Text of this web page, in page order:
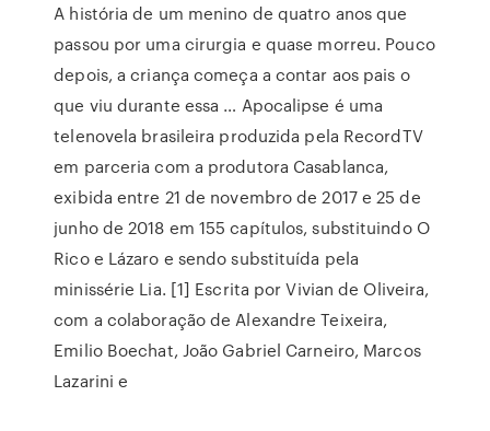
A história de um menino de quatro anos que
passou por uma cirurgia e quase morreu. Pouco
depois, a criança começa a contar aos pais o
que viu durante essa … Apocalipse é uma
telenovela brasileira produzida pela RecordTV
em parceria com a produtora Casablanca,
exibida entre 21 de novembro de 2017 e 25 de
junho de 2018 em 155 capítulos, substituindo O
Rico e Lázaro e sendo substituída pela
minissérie Lia. [1] Escrita por Vivian de Oliveira,
com a colaboração de Alexandre Teixeira,
Emilio Boechat, João Gabriel Carneiro, Marcos
Lazarini e